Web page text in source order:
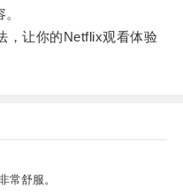
让你的Netflix观看体验
常舒服。